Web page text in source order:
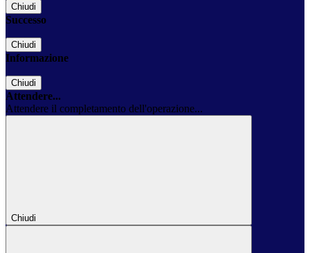
Chiudi
Successo
Chiudi
Informazione
Chiudi
Attendere...
Attendere il completamento dell'operazione...
Chiudi